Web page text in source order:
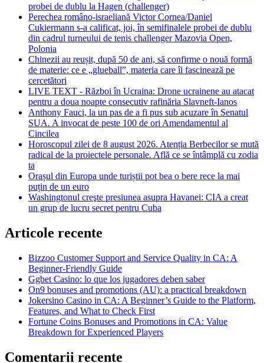
probei de dublu la Hagen (challenger)
Perechea româno-israeliană Victor Cornea/Daniel
Cukiermann s-a calificat, joi, în semifinalele probei de dublu
din cadrul turneului de tenis challenger Mazovia Open,
Polonia
Chinezii au reușit, după 50 de ani, să confirme o nouă formă
de materie: ce e „glueball”, materia care îi fascinează pe
cercetători
LIVE TEXT - Război în Ucraina: Drone ucrainene au atacat
pentru a doua noapte consecutiv rafinăria Slavneft-Ianos
Anthony Fauci, la un pas de a fi pus sub acuzare în Senatul
SUA. A invocat de peste 100 de ori Amendamentul al
Cincilea
Horoscopul zilei de 8 august 2026. Atenția Berbecilor se mută
radical de la proiectele personale. Află ce se întâmplă cu zodia
ta
Orașul din Europa unde turiștii pot bea o bere rece la mai
puțin de un euro
Washingtonul creşte presiunea asupra Havanei: CIA a creat
un grup de lucru secret pentru Cuba
Articole recente
Bizzoo Customer Support and Service Quality in CA: A
Beginner-Friendly Guide
Ggbet Casino: lo que los jugadores deben saber
On9 bonuses and promotions (AU): a practical breakdown
Jokersino Casino in CA: A Beginner’s Guide to the Platform,
Features, and What to Check First
Fortune Coins Bonuses and Promotions in CA: Value
Breakdown for Experienced Players
Comentarii recente